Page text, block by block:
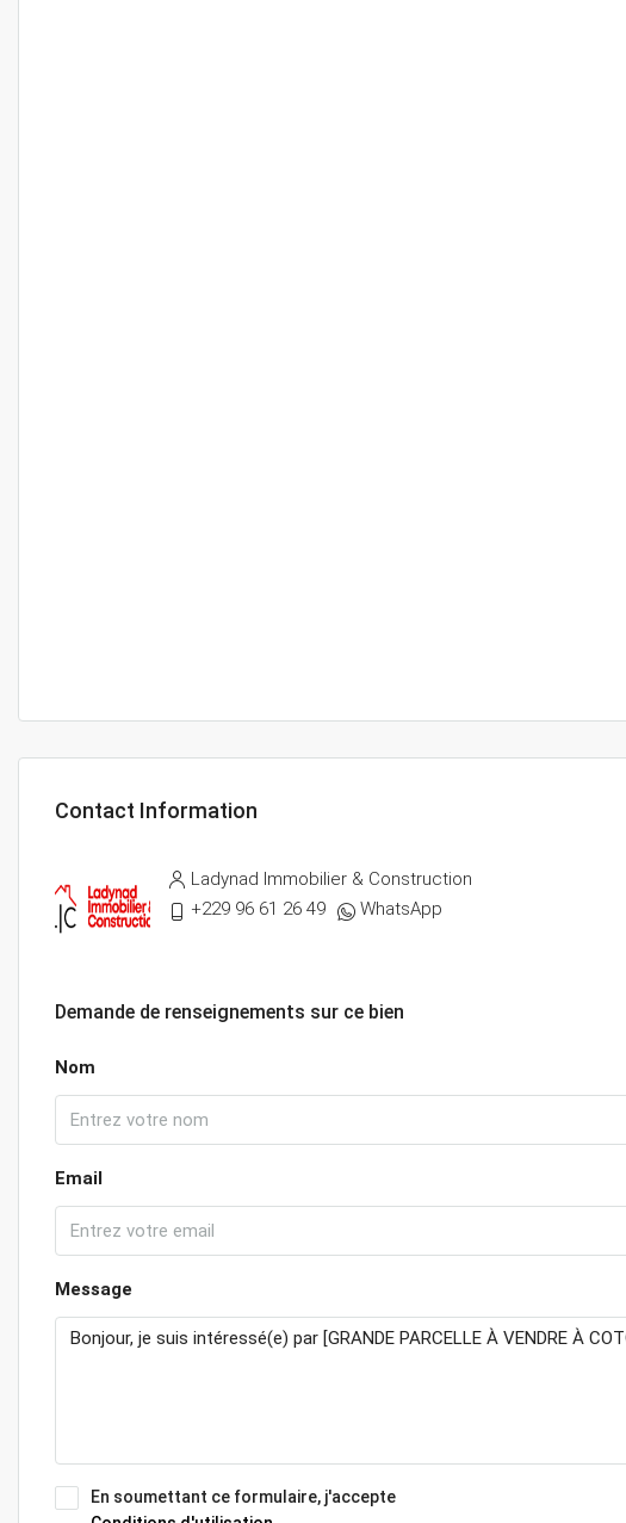
Contact Information
Ladynad Immobilier & Construction
+229 96 61 26 49
WhatsApp
Demande de renseignements sur ce bien
Nom
Email
Message
En soumettant ce formulaire, j'accepte